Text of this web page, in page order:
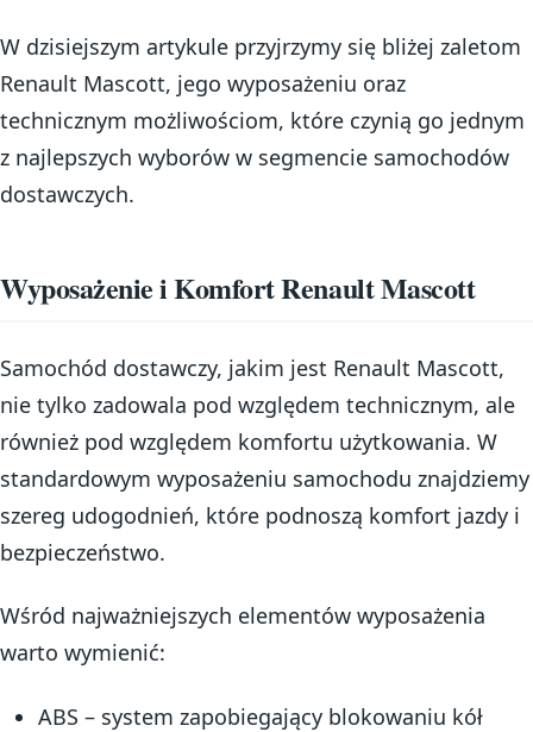
W dzisiejszym artykule przyjrzymy się bliżej zaletom
Renault Mascott, jego wyposażeniu oraz
technicznym możliwościom, które czynią go jednym
z najlepszych wyborów w segmencie samochodów
dostawczych.
Wyposażenie i Komfort Renault Mascott
Samochód dostawczy, jakim jest Renault Mascott,
nie tylko zadowala pod względem technicznym, ale
również pod względem komfortu użytkowania. W
standardowym wyposażeniu samochodu znajdziemy
szereg udogodnień, które podnoszą komfort jazdy i
bezpieczeństwo.
Wśród najważniejszych elementów wyposażenia
warto wymienić:
ABS – system zapobiegający blokowaniu kół